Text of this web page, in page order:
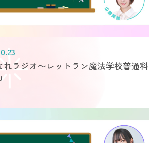
れラジオ～レットラン魔法学校普通科